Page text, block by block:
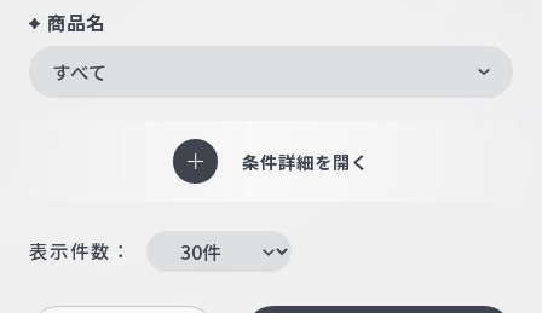
商品名
すべて
条件詳細を開く
表示件数：